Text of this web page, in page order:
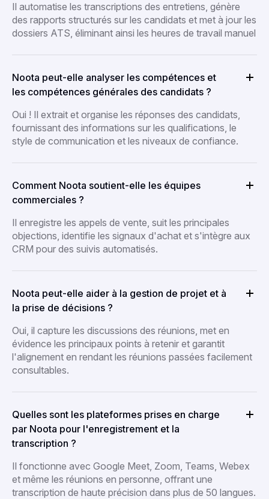
Il automatise les transcriptions des entretiens, génère
des rapports structurés sur les candidats et met à jour les
dossiers ATS, éliminant ainsi les heures de travail manuel
Noota peut-elle analyser les compétences et
les compétences générales des candidats ?
Oui ! Il extrait et organise les réponses des candidats,
fournissant des informations sur les qualifications, le
style de communication et les niveaux de confiance.
Comment Noota soutient-elle les équipes
commerciales ?
Il enregistre les appels de vente, suit les principales
objections, identifie les signaux d'achat et s'intègre aux
CRM pour des suivis automatisés.
Noota peut-elle aider à la gestion de projet et à
la prise de décisions ?
Oui, il capture les discussions des réunions, met en
évidence les principaux points à retenir et garantit
l'alignement en rendant les réunions passées facilement
consultables.
Quelles sont les plateformes prises en charge
par Noota pour l'enregistrement et la
transcription ?
Il fonctionne avec Google Meet, Zoom, Teams, Webex
et même les réunions en personne, offrant une
transcription de haute précision dans plus de 50 langues.